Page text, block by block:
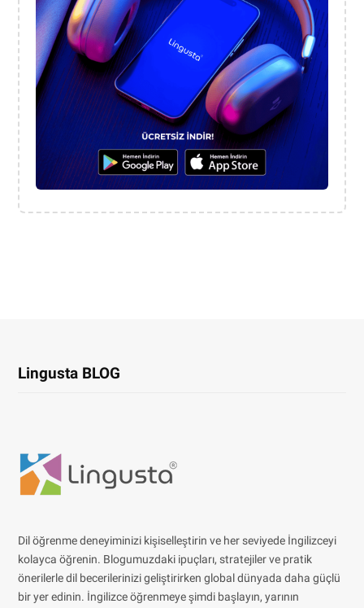
Lingusta BLOG
Dil öğrenme deneyiminizi kişiselleştirin ve her seviyede İngilizceyi
kolayca öğrenin. Blogumuzdaki ipuçları, stratejiler ve pratik
önerilerle dil becerilerinizi geliştirirken global dünyada daha güçlü
bir yer edinin. İngilizce öğrenmeye şimdi başlayın, yarının